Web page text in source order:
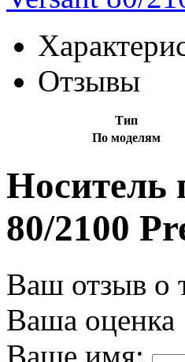
Отзывы
Тип
По моделям
Носитель
80/2100
Ваш отзыв о
Ваша оценка
Ваше имя: